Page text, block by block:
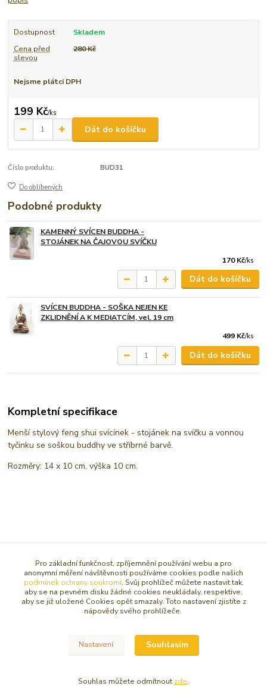
Dostupnost
Skladem
Cena před
slevou
280 Kč
Nejsme plátci DPH
199 Kč/ks
Dát do košíčku
Číslo produktu: BUD31
Do oblíbených
Podobné produkty
KAMENNÝ SVÍCEN BUDDHA -
STOJÁNEK NA ČAJOVOU SVÍČKU
170 Kč/ks
Dát do košíčku
SVÍCEN BUDDHA - SOŠKA NEJEN KE
ZKLIDNĚNÍ A K MEDIATCÍM, vel. 19 cm
499 Kč/ks
Dát do košíčku
Kompletní specifikace
Menší stylový feng shui svícínek - stojánek na svíčku a vonnou
tyčinku se soškou buddhy ve stříbrné barvě.
Rozměry: 14 x 10 cm, výška 10 cm.
Zboží zařazeno v kategoriích
FENG SHUI
SVÍCNY, STOJÁNKY NA SVÍČKY
SOŠKY, SOCHY, FIGURKY
Pro základní funkčnost, zpříjemnění používání webu a pro
anonymní měření návštěvnosti používáme cookies podle našich
podmínek ochrany soukromí. Svůj prohlížeč můžete nastavit tak,
aby se na pevném disku žádné cookies neukládaly, respektive,
aby se již uložené Cookies opět smazaly. Toto nastavení zjistíte z
nápovědy svého prohlížeče.
Nastavení Souhlasím
Souhlas můžete odmítnout zde.